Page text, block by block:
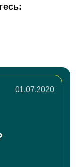
01.07.2020